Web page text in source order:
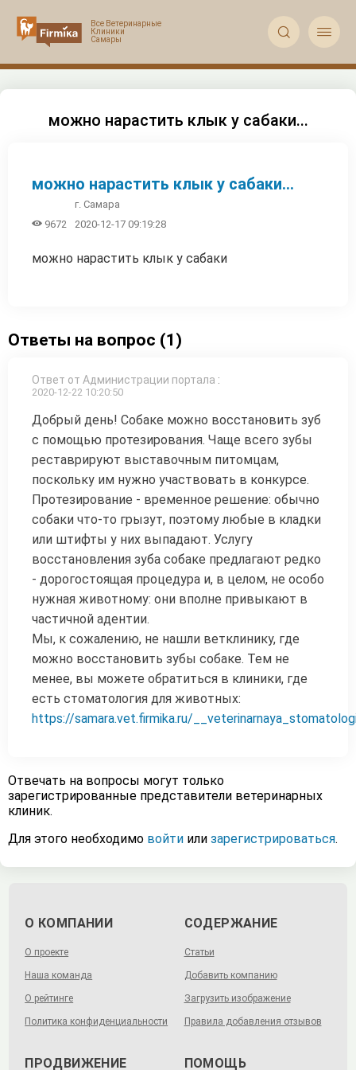
 
можно нарастить клык у сабаки...
можно нарастить клык у сабаки...
г. Самара
 9672 2020-12-17 09:19:28
можно нарастить клык у сабаки
Ответы на вопрос (1)
Ответ от Администрации портала :
2020-12-22 10:20:50
Добрый день! Собаке можно восстановить зуб
с помощью протезирования. Чаще всего зубы
реставрируют выставочным питомцам,
поскольку им нужно участвовать в конкурсе.
Протезирование - временное решение: обычно
собаки что-то грызут, поэтому любые в кладки
или штифты у них выпадают. Услугу
восстановления зуба собаке предлагают редко
- дорогостоящая процедура и, в целом, не особо
нужная животному: они вполне привыкают в
частичной адентии.
Мы, к сожалению, не нашли ветклинику, где
можно восстановить зубы собаке. Тем не
менее, вы можете обратиться в клиники, где
есть стоматология для животных:
https://samara.vet.firmika.ru/
Отвечать на вопросы могут только
зарегистрированные представители ветеринарных
клиник.
Для этого необходимо войти или зарегистрироваться.
О КОМПАНИИ
О проекте
Наша команда
О рейтинге
Политика конфиденциальности
СОДЕРЖАНИЕ
Статьи
Добавить компанию
Загрузить изображение
Правила добавления отзывов
ПРОДВИЖЕНИЕ ПОМОЩЬ